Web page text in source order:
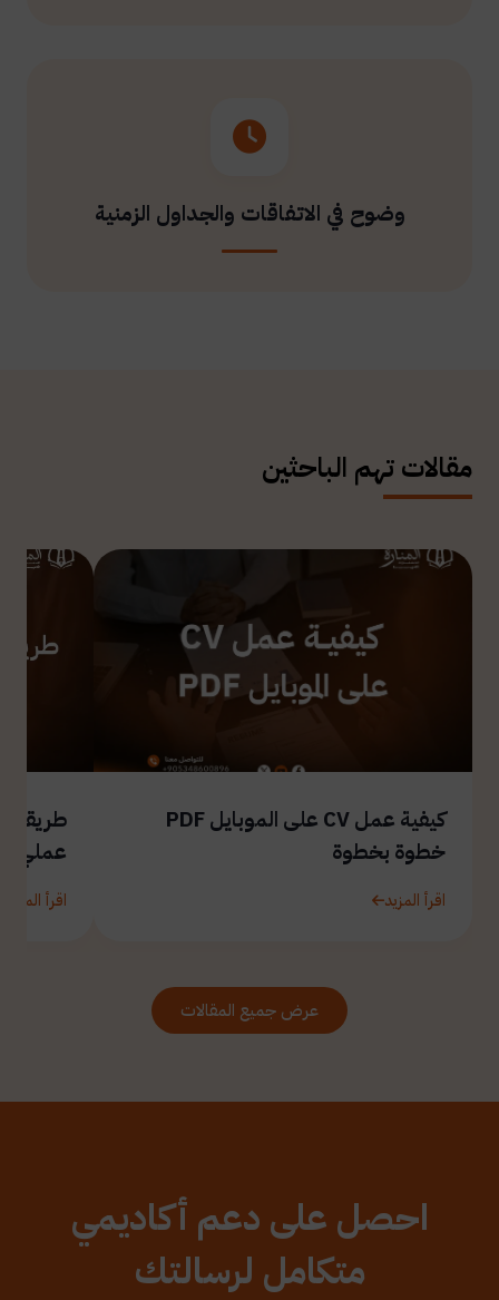
وضوح في الاتفاقات والجداول الزمنية
مقالات تهم الباحثين
كيفية عمل CV على الموبايل PDF
خطوة بخطوة
اقرأ المزيد
طريقة
عملي
اقرأ المزيد
عرض جميع المقالات
احصل على دعم أكاديمي
متكامل لرسالتك